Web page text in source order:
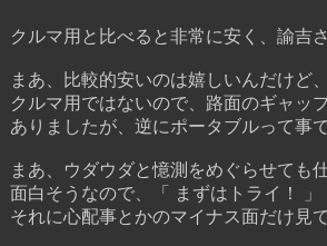
クルマ用と比べると非常に安く、諭吉
まあ、比較的安いのは嬉しいんだけど
クルマ用ではないので、路面のギャッ
ありましたが、逆にポータブルって事
まあ、ウダウダと憶測をめぐらせても
面白そうなので、「 まずはトライ！ 」
それに心配事とかのマイナス面だけ見